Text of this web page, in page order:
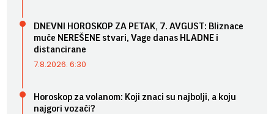
DNEVNI HOROSKOP ZA PETAK, 7. AVGUST: Bliznace
muče NEREŠENE stvari, Vage danas HLADNE i
distancirane
7.8.2026. 6:30
Horoskop za volanom: Koji znaci su najbolji, a koju
najgori vozači?